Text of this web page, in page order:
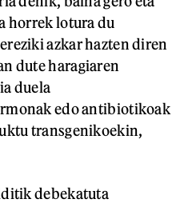
horrek lotura du
azkar hazten diren
dute haragiaren
duela
edo antibiotikoak
transgenikoekin,
debekatuta